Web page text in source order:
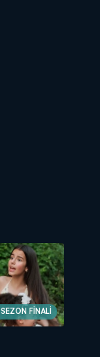
SEZON FİNALİ